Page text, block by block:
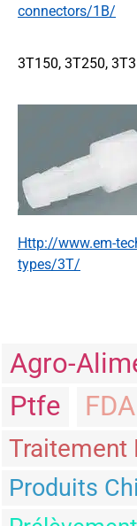
Agro-
Ptfe
FDA
Traitement
Produits
connectors/1B/
3T150, 3T250,
http://www.em-technik.fr/produits/further-connection-
types/3T/